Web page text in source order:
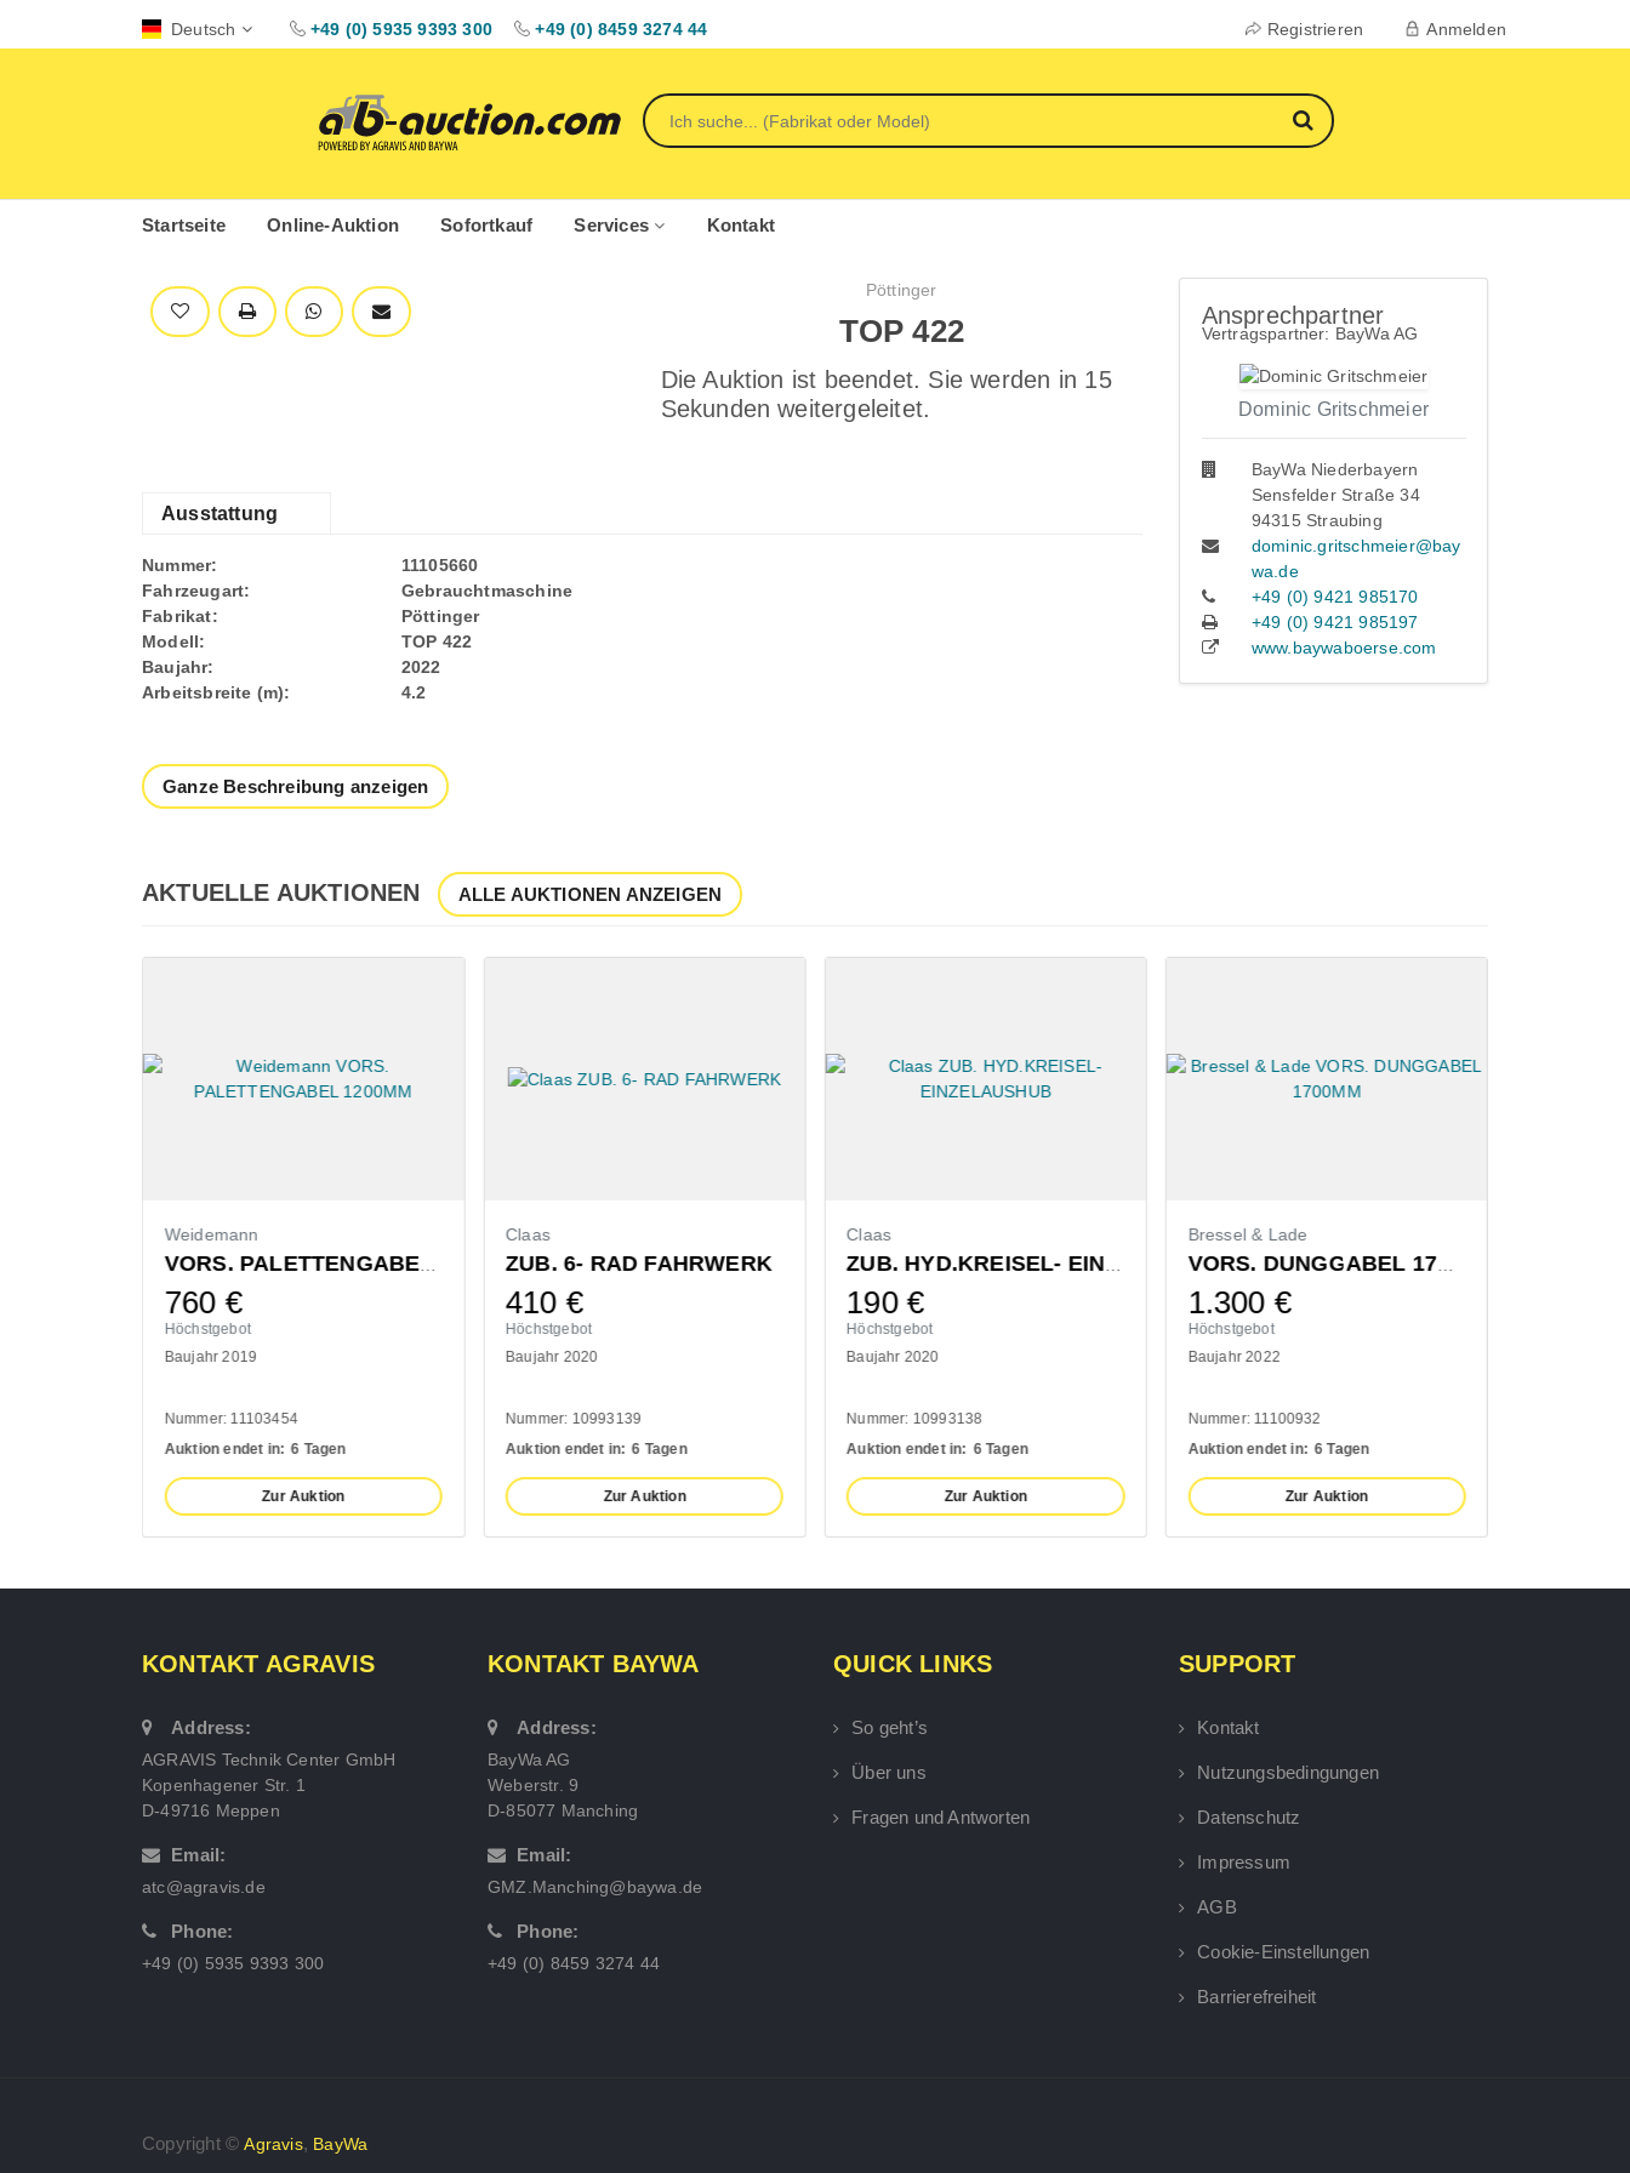
Deutsch +49 (0) 5935 9393 300 +49 (0) 8459 3274 44 Registrieren Anmelden
Startseite Online-Auktion Sofortkauf Services Kontakt
Pöttinger
TOP 422
Die Auktion ist beendet. Sie werden in 15
Sekunden weitergeleitet.
Ausstattung
Nummer:
11105660
Fahrzeugart:
Gebrauchtmaschine
Fabrikat:
Pöttinger
Modell:
TOP 422
Baujahr:
2022
Arbeitsbreite (m):
4.2
Ganze Beschreibung anzeigen
Ansprechpartner
Vertragspartner: BayWa AG
Dominic Gritschmeier
BayWa Niederbayern
Sensfelder Straße 34
94315 Straubing
dominic.gritschmeier@bay
wa.de
+49 (0) 9421 985170
+49 (0) 9421 985197
www.baywaboerse.com
AKTUELLE AUKTIONEN ALLE AUKTIONEN ANZEIGEN
Weidemann
760 €
Höchstgebot
Baujahr 2019
Nummer: 11103454
Auktion endet in: 6 Tagen
Zur Auktion
Claas
ZUB. 6- RAD FAHRWERK
410 €
Höchstgebot
Baujahr 2020
Nummer: 10993139
Auktion endet in: 6 Tagen
Zur Auktion
Claas
190€
Höchstgebot
Baujahr 2020
Nummer: 10993138
Auktion endet in: 6 Tagen
Zur Auktion
Bressel & Lade
VORS. DUNGGABEL 1700MM
1.300 €
Höchstgebot
Baujahr 2022
Nummer: 11100932
Auktion endet in: 6 Tagen
Zur Auktion
KONTAKT AGRAVIS
Address:
AGRAVIS Technik Center GmbH
Kopenhagener Str. 1
D-49716 Meppen
Email:
atc@agravis.de
Phone:
+49 (0) 5935 9393 300
KONTAKT BAYWA
Address:
BayWa AG
Weberstr. 9
D-85077 Manching
Email:
GMZ.Manching@baywa.de
Phone:
+49 (0) 8459 3274 44
QUICK LINKS
So geht’s
Über uns
Fragen und Antworten
SUPPORT
Kontakt
Nutzungsbedingungen
Datenschutz
Impressum
AGB
Cookie-Einstellungen
Barrierefreiheit
Copyright ©Agravis, BayWa